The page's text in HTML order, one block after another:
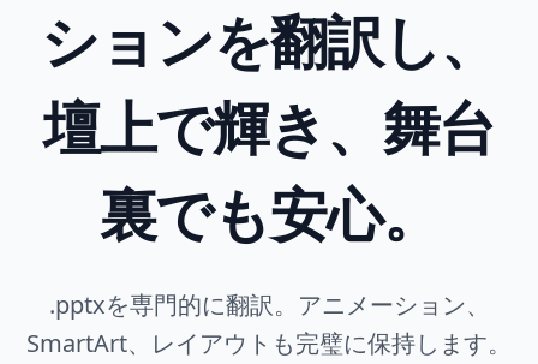
ションを翻訳し、
壇上で輝き、舞台
裏でも安心。
.pptxを専門的に翻訳。アニメーション、
SmartArt、レイアウトも完璧に保持します。